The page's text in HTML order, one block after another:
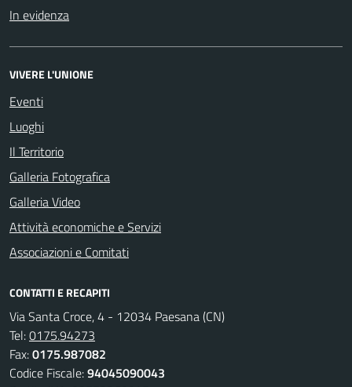
In evidenza
VIVERE L'UNIONE
Eventi
Luoghi
Il Territorio
Galleria Fotografica
Galleria Video
Attività economiche e Servizi
Associazioni e Comitati
CONTATTI E RECAPITI
Via Santa Croce, 4 - 12034 Paesana (CN)
Tel:0175.94273
Fax:0175.987082
Codice Fiscale:94045090043